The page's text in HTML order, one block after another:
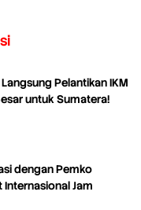
Pelantikan IKM
untuk Sumatera!
dengan Pemko
Jam